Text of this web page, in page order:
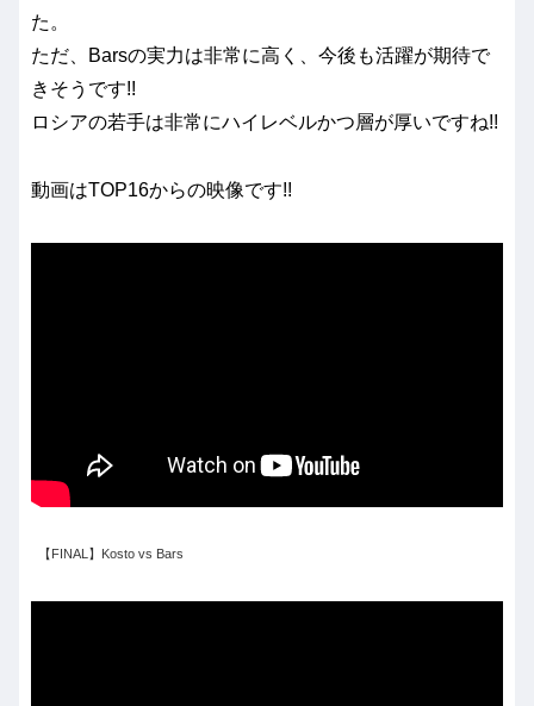
た。
ただ、Barsの実力は非常に高く、今後も活躍が期待で
きそうです!!
ロシアの若手は非常にハイレベルかつ層が厚いですね!!
動画はTOP16からの映像です!!
【FINAL】Kosto vs Bars